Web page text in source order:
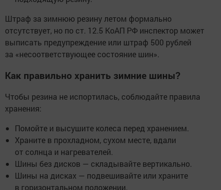
Штраф за зимнюю резину летом формально
отсутствует, но по ст. 12.5 КоАП РФ инспектор может
выписать предупреждение или штраф 500 рублей
за «несоответствующее состояние шин».
Как правильно хранить зимние шины?
Чтобы резина не испортилась, соблюдайте правила
хранения:
Помойте и высушите колеса перед хранением.
Храните в прохладном, сухом месте, вдали
от солнца и нагревателей.
Шины без дисков — складывайте вертикально.
Шины на дисках — подвешивайте или храните
в горизонтальном положении.